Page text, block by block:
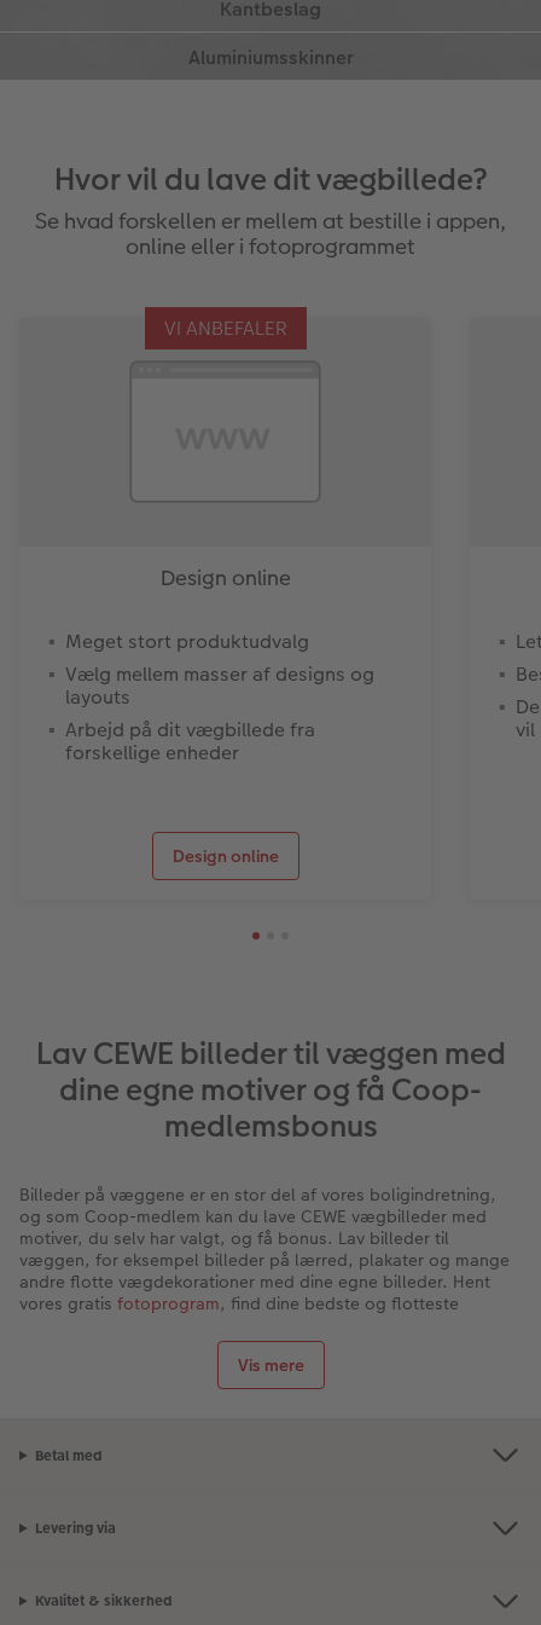
væggen får skinnesystemet på bagsiden af
vægbilledet det til at se ud, som om dit foto
svæver – ligesom på et galleri!
Hvor vil du lave dit vægbillede?
Se hvad forskellen er mellem at bestille i appen,
online eller i fotoprogrammet
VI ANBEFALER
Design online
Meget stort produktudvalg
Vælg mellem masser af designs og
layouts
Arbejd på dit vægbillede fra
forskellige enheder
Design online
vil
Lav CEWE billeder til væggen med
dine egne motiver og få Coop-
medlemsbonus
Vis mere
Billeder på væggene er en stor del af vores boligindretning,
og som Coop-medlem kan du lave CEWE vægbilleder med
motiver, du selv har valgt, og få bonus. Lav billeder til
væggen, for eksempel billeder på lærred, plakater og mange
andre flotte vægdekorationer med dine egne billeder. Hent
vores gratis fotoprogram, find dine bedste og flotteste
fotocollagereller
og nyd dine egne smukke vægbilleder, som ingen
andre spændende billeder til væggene-alle med
Billederne til dine vægge kan du lave i vores gratis
fotoprogram. Her er der mange muligheder for designe,
hensyn til størrelse, format og farver.
Betal med
Levering via
Kvalitet & sikkerhed